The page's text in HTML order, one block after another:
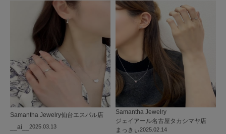
2025.03.13
Samantha Jewelry仙台エスパル店
__ai__
2025.02.14
Samantha Jewelry
ジェイアール名古屋タカシマヤ店
まっきぃ